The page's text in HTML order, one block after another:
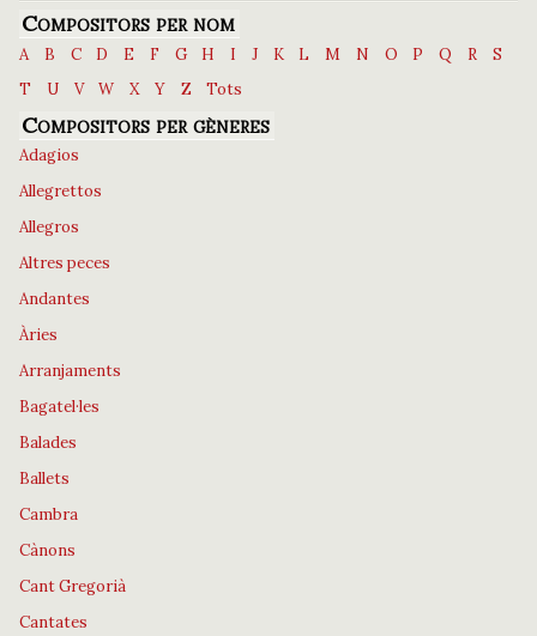
Compositors per nom
A B C D E F G H I J K L M N O P Q R
S
T
U V W X Y Z Tots
Compositors per gèneres
Adagios
Allegrettos
Allegros
Altres peces
Andantes
Àries
Arranjaments
Bagatel·les
Balades
Ballets
Cambra
Cànons
Cant Gregorià
Cantates